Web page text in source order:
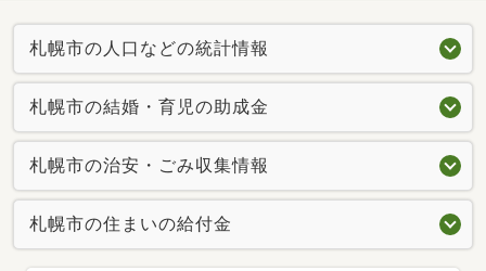
札幌市の人口などの統計情報
札幌市の結婚・育児の助成金
札幌市の治安・ごみ収集情報
札幌市の住まいの給付金